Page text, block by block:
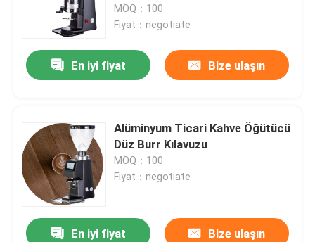
Siyah
MOQ：100
Fiyat：negotiate
En iyi fiyat Bize ulaşın
Alüminyum Ticari Kahve Öğütücü
Düz Burr Kılavuzu
MOQ：100
Fiyat：negotiate
En iyi fiyat Bize ulaşın